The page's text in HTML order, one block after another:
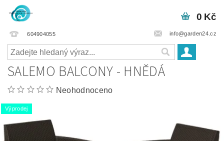
604904055 info@garden24.cz
0 Kč
SALEMO BALCONY - HNĚDÁ
Neohodnoceno
Výprodej